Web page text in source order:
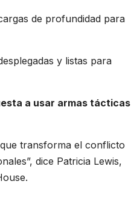
de profundidad para
y listas para
a usar armas tácticas
transforma el conflicto
dice Patricia Lewis,